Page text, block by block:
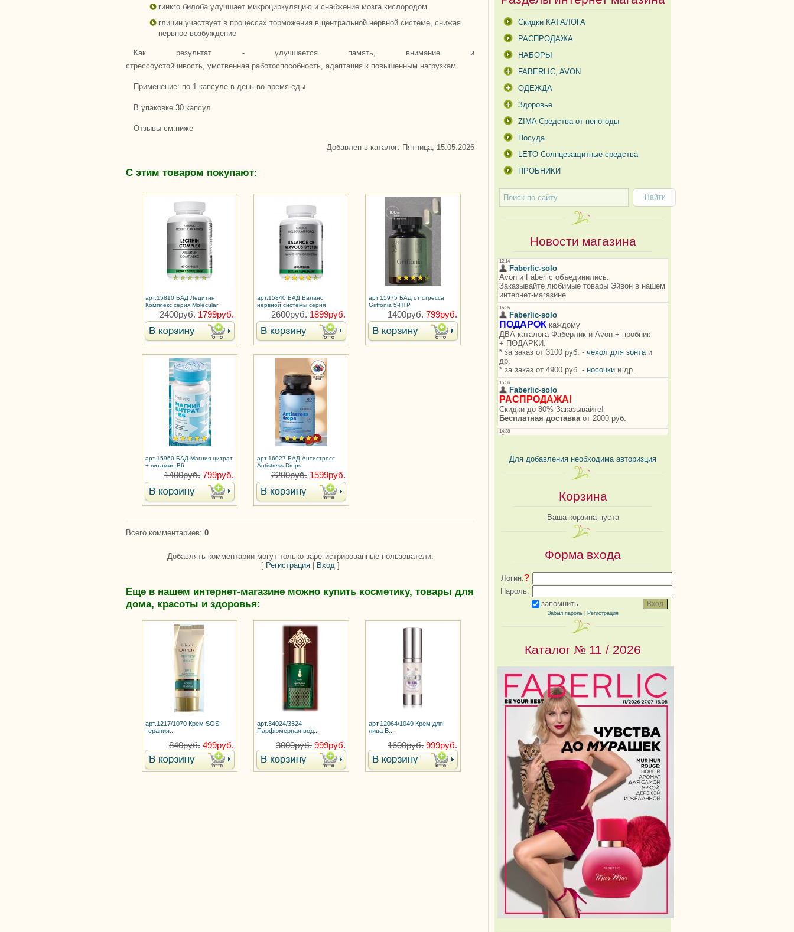
гинкго билоба улучшает микроциркуляцию и снабжение мозга кислородом
глицин участвует в процессах торможения в центральной нервной системе, снижая
нервное возбуждение
Как результат - улучшается память, внимание и
стрессоустойчивость, умственная работоспособность, адаптация к повышенным нагрузкам.
Применение: по 1 капсуле в день во время еды.
В упаковке 30 капсул
Отзывы см.ниже
Добавлен в каталог: Пятница, 15.05.2026
С этим товаром покупают:
арт.15810 БАД Лецитин
Комплекс серия Molecular
Force2400руб. 1799руб.
арт.15840 БАД Баланс
нервной системы серия
Molecular Force
2600руб. 1899руб.
арт.15975 БАД от стресса
Griffonia 5-HTP
1400руб. 799руб.
арт.15960 БАД Магния цитрат
+ витамин В6
1400руб. 799руб.
арт.16027 БАД Антистресс
Antistress Drops
2200руб. 1599руб.
Всего комментариев: 0
Добавлять комментарии могут только зарегистрированные пользователи.
[ Регистрация| Вход ]
Еще в нашем интернет-магазине можно купить косметику, товары для
дома, красоты и здоровья:
арт.1217/1070 Крем SOS-
терапия...
840руб. 499руб.
арт.34024/3324
Парфюмерная вод...
3000руб. 999руб.
арт.12064/1049 Крем для
лица B...
1600руб. 999руб.
Скидки КАТАЛОГА
РАСПРОДАЖА
НАБОРЫ
FABERLIC, AVON
ОДЕЖДА
Здоровье
ZIMA Средства от непогоды
Посуда
LETO Солнцезащитные средства
ПРОБНИКИ
Новости магазина
Для добавления необходима авторизция
Корзина
Ваша корзина пуста
Форма входа
Логин:?
Пароль:
запомнить
Забыл пароль| Регистрация
Каталог № 11 / 2026